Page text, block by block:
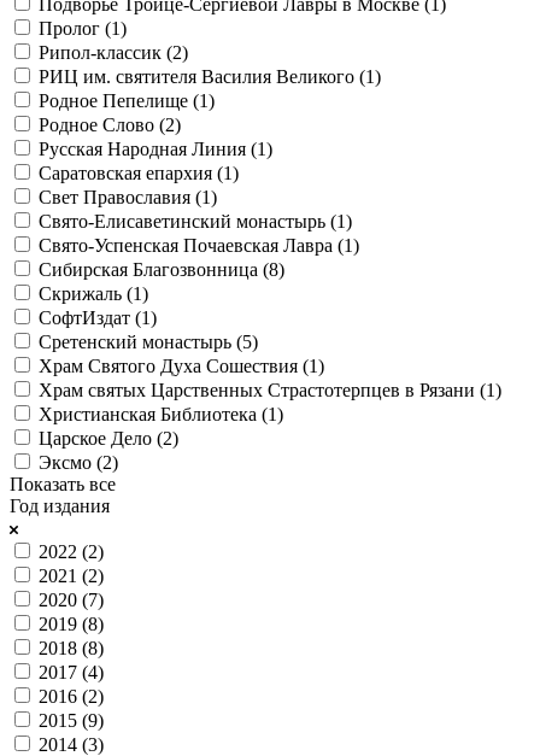
Пролог (1)
Рипол-классик (2)
РИЦ им. святителя Василия Великого (1)
Родное Пепелище (1)
Родное Слово (2)
Русская Народная Линия (1)
Саратовская епархия (1)
Свет Православия (1)
Свято-Елисаветинский монастырь (1)
Свято-Успенская Почаевская Лавра (1)
Сибирская Благозвонница (8)
Скрижаль (1)
СофтИздат (1)
Сретенский монастырь (5)
Храм Святого Духа Сошествия (1)
Храм святых Царственных Страстотерпцев в Рязани (1)
Христианская Библиотека (1)
Царское Дело (2)
Эксмо (2)
Показать все
Год издания
2022 (2)
2021 (2)
2020 (7)
2019 (8)
2018 (8)
2017 (4)
2016 (2)
2015 (9)
2014 (3)